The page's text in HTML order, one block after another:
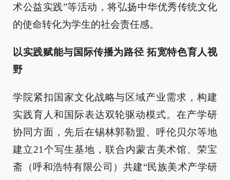
术公益实践”等活动，将弘扬中华优秀传统文化
的使命转化为学生的社会责任感。
以实践赋能与国际传播为路径 拓宽特色育人视
野
学院紧扣国家文化战略与区域产业需求，构建
实践育人和国际表达双轮驱动模式。在产学研
协同方面，先后在锡林郭勒盟、呼伦贝尔等地
建立21个写生基地，联合内蒙古美术馆、荣宝
斋（呼和浩特有限公司）共建“民族美术产学研